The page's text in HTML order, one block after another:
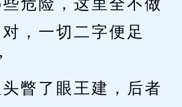
危险，这里全不做
，一切二字便足
了眼王建，后者